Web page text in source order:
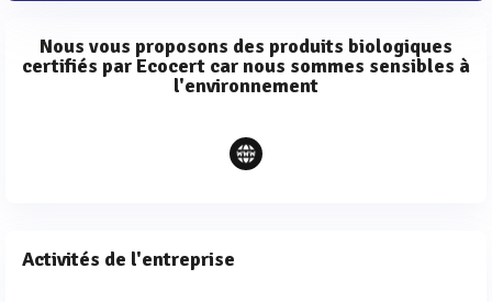
Nous vous proposons des produits biologiques
certifiés par Ecocert car nous sommes sensibles à
l'environnement
Activités de l'entreprise